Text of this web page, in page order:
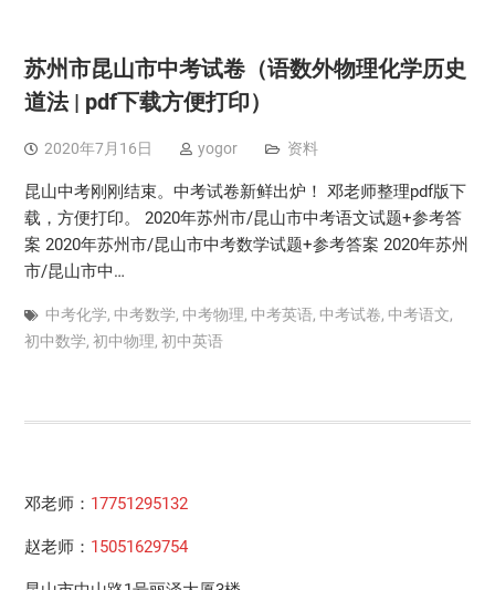
苏州市昆山市中考试卷（语数外物理化学历史
道法 | pdf下载方便打印）
2020年7月16日 yogor 资料
昆山中考刚刚结束。中考试卷新鲜出炉！ 邓老师整理pdf版下
载，方便打印。 2020年苏州市/昆山市中考语文试题+参考答
案 2020年苏州市/昆山市中考数学试题+参考答案 2020年苏州
市/昆山市中…
中考化学, 中考数学, 中考物理, 中考英语, 中考试卷, 中考语文,
初中数学, 初中物理, 初中英语
邓老师： 17751295132
赵老师： 15051629754